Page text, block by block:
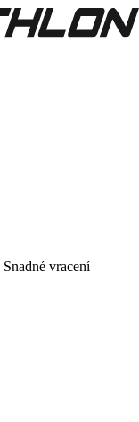
Snadné vracení